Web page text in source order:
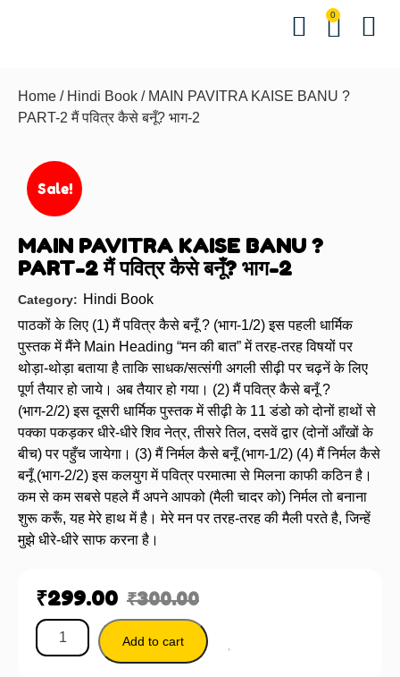
0
Home / Hindi Book / MAIN PAVITRA KAISE BANU ?
PART-2 मैं पवित्र कैसे बनूँ? भाग-2
Sale!
MAIN PAVITRA KAISE BANU ?
PART-2 मैं पवित्र कैसे बनूँ? भाग-2
Category: Hindi Book
पाठकों के लिए (1) मैं पवित्र कैसे बनूँ ? (भाग-1/2) इस पहली धार्मिक
पुस्तक में मैंने Main Heading “मन की बात” में तरह-तरह विषयों पर
थोड़ा-थोड़ा बताया है ताकि साधक/सत्संगी अगली सीढ़ी पर चढ़नें के लिए
पूर्ण तैयार हो जाये। अब तैयार हो गया। (2) मैं पवित्र कैसे बनूँ ?
(भाग-2/2) इस दूसरी धार्मिक पुस्तक में सीढ़ी के 11 डंडो को दोनों हाथों से
पक्का पकड़कर धीरे-धीरे शिव नेत्र, तीसरे तिल, दसवें द्वार (दोनों आँखों के
बीच) पर पहुँच जायेगा। (3) मैं निर्मल कैसे बनूँ (भाग-1/2) (4) मैं निर्मल कैसे
बनूँ (भाग-2/2) इस कलयुग में पवित्र परमात्मा से मिलना काफी कठिन है।
कम से कम सबसे पहले मैं अपने आपको (मैली चादर को) निर्मल तो बनाना
शुरू करूँ, यह मेरे हाथ में है। मेरे मन पर तरह-तरह की मैली परते है, जिन्हें
मुझे धीरे-धीरे साफ करना है।
₹300.00
₹299.00
Add to cart